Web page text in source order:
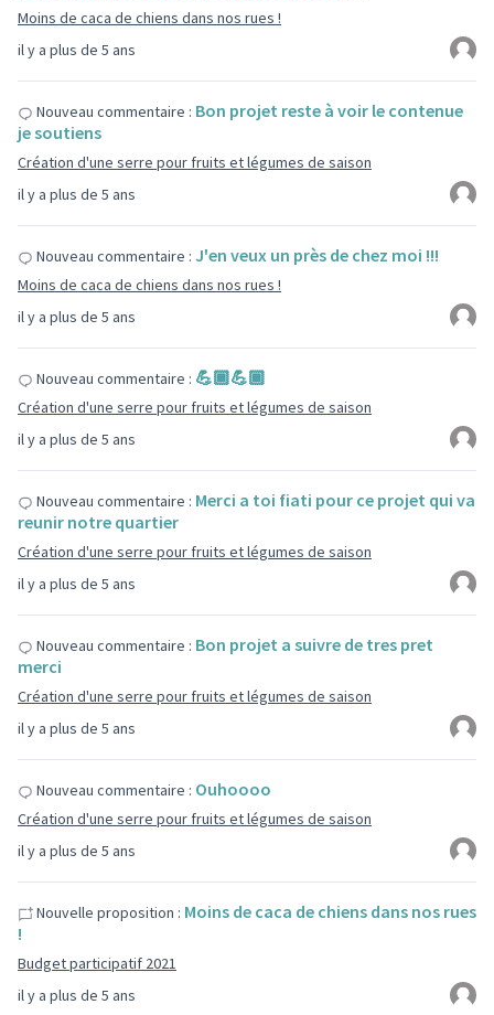
il y a plus de 5 ans
Moins de caca de chiens dans nos rues !
il y a plus de 5 ans
Nouveau commentaire : Bon projet reste à voir le contenue
je soutiens
Création d'une serre pour fruits et légumes de saison
il y a plus de 5 ans
Nouveau commentaire : J'en veux un près de chez moi !!!
Moins de caca de chiens dans nos rues !
il y a plus de 5 ans
Nouveau commentaire : 💪🏾💪🏾
Création d'une serre pour fruits et légumes de saison
il y a plus de 5 ans
Nouveau commentaire : Merci a toi fiati pour ce projet qui va
reunir notre quartier
Création d'une serre pour fruits et légumes de saison
il y a plus de 5 ans
Nouveau commentaire : Bon projet a suivre de tres pret
merci
Création d'une serre pour fruits et légumes de saison
il y a plus de 5 ans
Nouveau commentaire : Ouhoooo
Création d'une serre pour fruits et légumes de saison
il y a plus de 5 ans
Nouvelle proposition : Moins de caca de chiens dans nos rues
!
Budget participatif 2021